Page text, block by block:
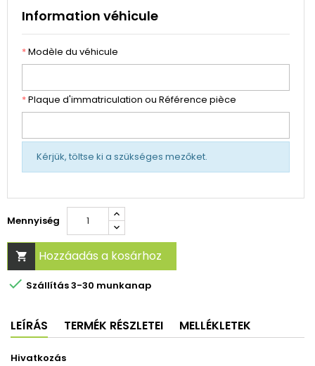
Information véhicule
*Modèle du véhicule
*Plaque d'immatriculation ou Référence pièce
Kérjük, töltse ki a szükséges mezőket.
Mennyiség
 Hozzáadás a kosárhoz
 Szállítás 3-30 munkanap
LEÍRÁS TERMÉK RÉSZLETEI MELLÉKLETEK
Hivatkozás